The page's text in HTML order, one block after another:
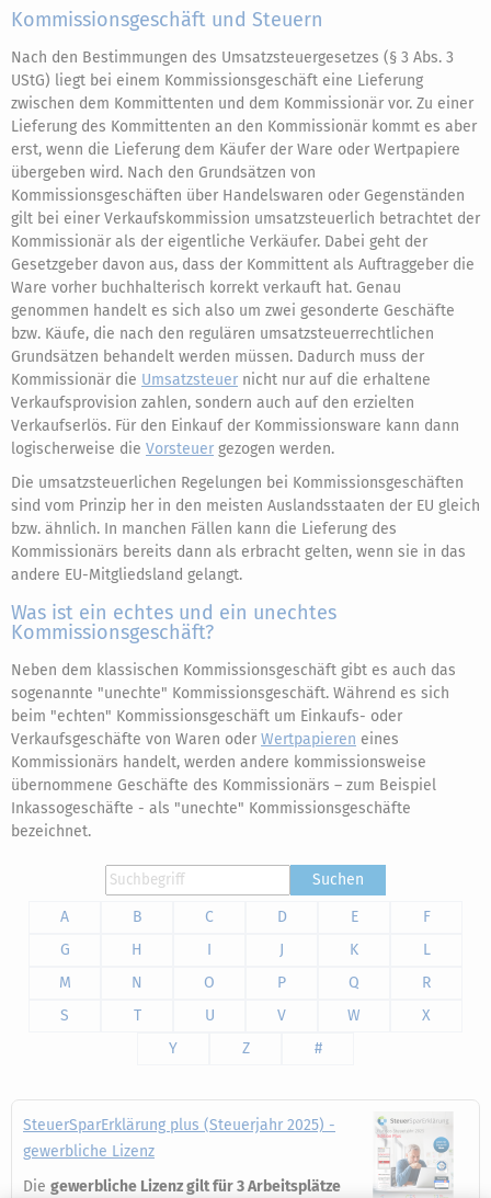
Kommissionsgeschäft und Steuern
Nach den Bestimmungen des Umsatzsteuergesetzes (§ 3 Abs. 3
UStG) liegt bei einem Kommissionsgeschäft eine Lieferung
zwischen dem Kommittenten und dem Kommissionär vor. Zu einer
Lieferung des Kommittenten an den Kommissionär kommt es aber
erst, wenn die Lieferung dem Käufer der Ware oder Wertpapiere
übergeben wird. Nach den Grundsätzen von
Kommissionsgeschäften über Handelswaren oder Gegenständen
gilt bei einer Verkaufskommission umsatzsteuerlich betrachtet der
Kommissionär als der eigentliche Verkäufer. Dabei geht der
Gesetzgeber davon aus, dass der Kommittent als Auftraggeber die
Ware vorher buchhalterisch korrekt verkauft hat. Genau
genommen handelt es sich also um zwei gesonderte Geschäfte
bzw. Käufe, die nach den regulären umsatzsteuerrechtlichen
Grundsätzen behandelt werden müssen. Dadurch muss der
Kommissionär die Umsatzsteuer nicht nur auf die erhaltene
Verkaufsprovision zahlen, sondern auch auf den erzielten
Verkaufserlös. Für den Einkauf der Kommissionsware kann dann
logischerweise die Vorsteuer gezogen werden.
Die umsatzsteuerlichen Regelungen bei Kommissionsgeschäften
sind vom Prinzip her in den meisten Auslandsstaaten der EU gleich
bzw. ähnlich. In manchen Fällen kann die Lieferung des
Kommissionärs bereits dann als erbracht gelten, wenn sie in das
andere EU-Mitgliedsland gelangt.
Was ist ein echtes und ein unechtes
Kommissionsgeschäft?
Neben dem klassischen Kommissionsgeschäft gibt es auch das
sogenannte "unechte" Kommissionsgeschäft. Während es sich
beim "echten" Kommissionsgeschäft um Einkaufs- oder
Verkaufsgeschäfte von Waren oder Wertpapieren eines
Kommissionärs handelt, werden andere kommissionsweise
übernommene Geschäfte des Kommissionärs – zum Beispiel
Inkassogeschäfte - als "unechte" Kommissionsgeschäfte
bezeichnet.
Suchen
A
B C D E
F
G
H I J K
L
M
N O P Q
R
S
T U V W
X
Y
Z #
SteuerSparErklärung plus (Steuerjahr 2025) -
gewerbliche Lizenz
Die gewerbliche Lizenz gilt für 3 Arbeitsplätze